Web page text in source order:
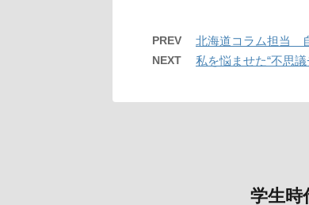
PREV 北海道コラム担当
NEXT 私を悩ませた“不思
学生時